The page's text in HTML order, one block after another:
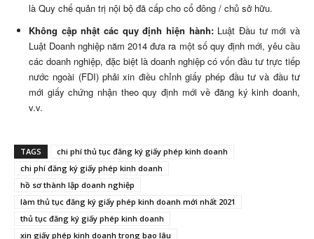
là Quy chế quản trị nội bộ đã cấp cho cổ đông / chủ sở hữu.
Không cập nhật các quy định hiện hành:Luật Đầu tư mới và
Luật Doanh nghiệp năm 2014 đưa ra một số quy định mới, yêu cầu
các doanh nghiệp, đặc biệt là doanh nghiệp có vốn đầu tư trực tiếp
nước ngoài (FDI) phải xin điều chỉnh giấy phép đầu tư và đầu tư
mới giấy chứng nhận theo quy định mới về đăng ký kinh doanh,
v.v.
TAGS
chi phí thủ tục đăng ký giấy phép kinh doanh
chi phí đăng ký giấy phép kinh doanh
hồ sơ thành lập doanh nghiệp
làm thủ tục đăng ký giấy phép kinh doanh mới nhất 2021
thủ tục đăng ký giấy phép kinh doanh
xin giấy phép kinh doanh trong bao lâu